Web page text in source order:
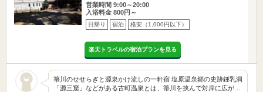
営業時間 9:00～20:00
入浴料金 800円～
日帰り 宿泊 格安（1,000円以下）
楽天トラベルの宿泊プランを見る
箒川のせせらぎと源泉かけ流しの一軒宿 塩原温泉郷の史跡鍾乳洞
「源三窟」などがある古町温泉とは、箒川を挟んで対岸に広が…